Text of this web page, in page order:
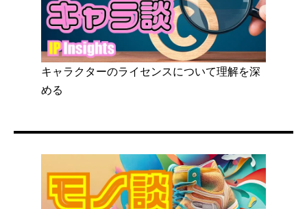
キャラクターのライセンスについて理解を深
める